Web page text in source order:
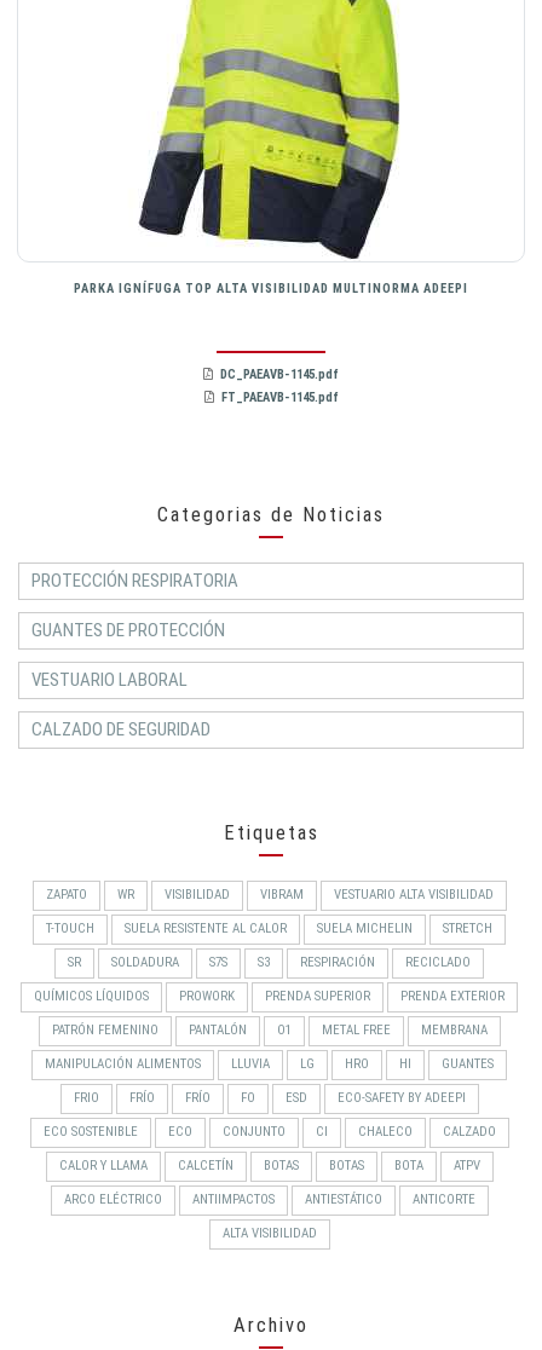
PARKA IGNÍFUGA TOP ALTA VISIBILIDAD MULTINORMA ADEEPI
DC_PAEAVB-1145.pdf
FT_PAEAVB-1145.pdf
Categorias de Noticias
PROTECCIÓN RESPIRATORIA
GUANTES DE PROTECCIÓN
VESTUARIO LABORAL
CALZADO DE SEGURIDAD
Etiquetas
ZAPATO WR VISIBILIDAD VIBRAM VESTUARIO ALTA VISIBILIDAD
T-TOUCH SUELA RESISTENTE AL CALOR SUELA MICHELIN STRETCH
SR SOLDADURA S7S S3 RESPIRACIÓN RECICLADO
QUÍMICOS LÍQUIDOS PROWORK PRENDA SUPERIOR PRENDA EXTERIOR
PATRÓN FEMENINO PANTALÓN O1 METAL FREE MEMBRANA
MANIPULACIÓN ALIMENTOS LLUVIA LG HRO HI GUANTES
FRIO FRÍO FRÍO FO ESD ECO-SAFETY BY ADEEPI
ECO SOSTENIBLE ECO CONJUNTO CI CHALECO CALZADO
CALOR Y LLAMA CALCETÍN BOTAS BOTAS BOTA ATPV
ARCO ELÉCTRICO ANTIIMPACTOS ANTIESTÁTICO ANTICORTE
ALTA VISIBILIDAD
Archivo